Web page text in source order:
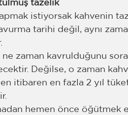
tazelik
istiyorsak kahvenin
tarihi değil, aynı
zaman kavrulduğunu
Değilse, o zaman
itibaren en fazla 2 yıl
hemen önce öğütmek